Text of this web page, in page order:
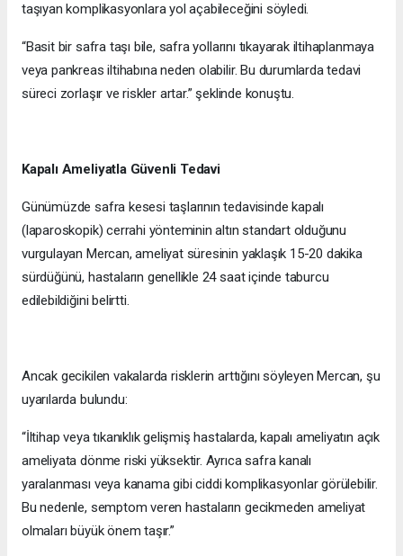
taşıyan komplikasyonlara yol açabileceğini söyledi.
“Basit bir safra taşı bile, safra yollarını tıkayarak iltihaplanmaya
veya pankreas iltihabına neden olabilir. Bu durumlarda tedavi
süreci zorlaşır ve riskler artar.” şeklinde konuştu.
Kapalı Ameliyatla Güvenli Tedavi
Günümüzde safra kesesi taşlarının tedavisinde kapalı
(laparoskopik) cerrahi yönteminin altın standart olduğunu
vurgulayan Mercan, ameliyat süresinin yaklaşık 15-20 dakika
sürdüğünü, hastaların genellikle 24 saat içinde taburcu
edilebildiğini belirtti.
Ancak gecikilen vakalarda risklerin arttığını söyleyen Mercan, şu
uyarılarda bulundu:
“İltihap veya tıkanıklık gelişmiş hastalarda, kapalı ameliyatın açık
ameliyata dönme riski yüksektir. Ayrıca safra kanalı
yaralanması veya kanama gibi ciddi komplikasyonlar görülebilir.
Bu nedenle, semptom veren hastaların gecikmeden ameliyat
olmaları büyük önem taşır.”